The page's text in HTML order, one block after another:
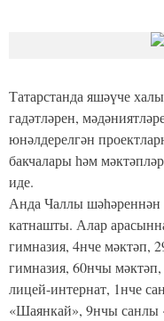
Татарстанда яшәүче
гадәтләрен,
юнәлдерелгән
бакчалары һәм
иде.
Анда Чаллы шәһәреннән
катнашты. Алар
гимназия, 4нче мәктәп,
гимназия, 60нчы
лицей-интернат, 1нче
«Шаянкай», 9нчы санлы